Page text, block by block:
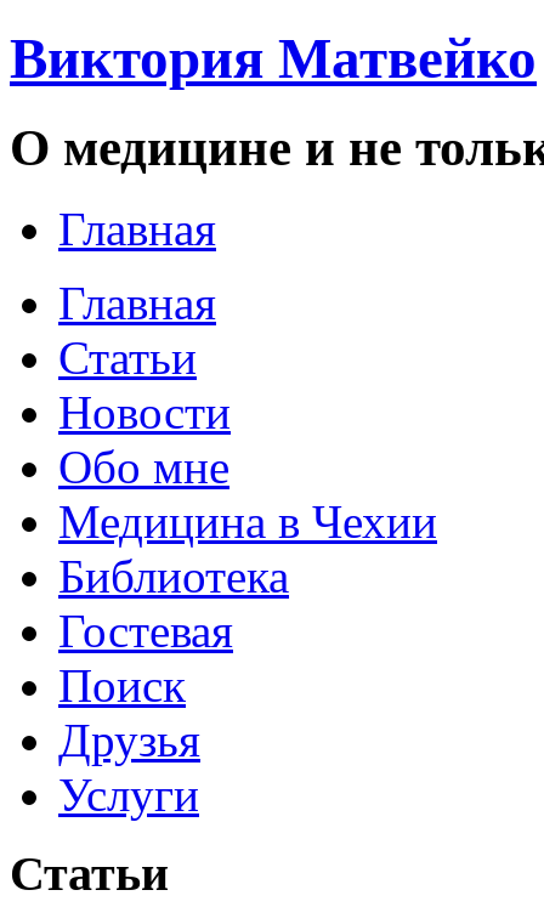
Виктория Матвейко
О медицине и не
Главная
Главная
Статьи
Новости
Обо мне
Медицина в Чехии
Библиотека
Гостевая
Поиск
Друзья
Услуги
Статьи